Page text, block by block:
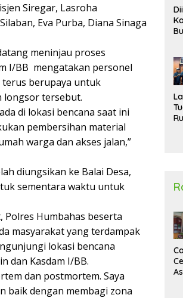
Siregar, Lasroha
Eva Purba, Diana Sinaga
meninjau proses
I/BB mengatakan personel
terus berupaya untuk
longsor tersebut.
di lokasi bencana saat ini
pembersihan material
warga dan akses jalan,”
diungsikan ke Balai Desa,
sementara waktu untuk
Polres Humbahas beserta
masyarakat yang terdampak
lokasi bencana
dan Kasdam I/BB.
dan postmortem. Saya
baik dengan membagi zona